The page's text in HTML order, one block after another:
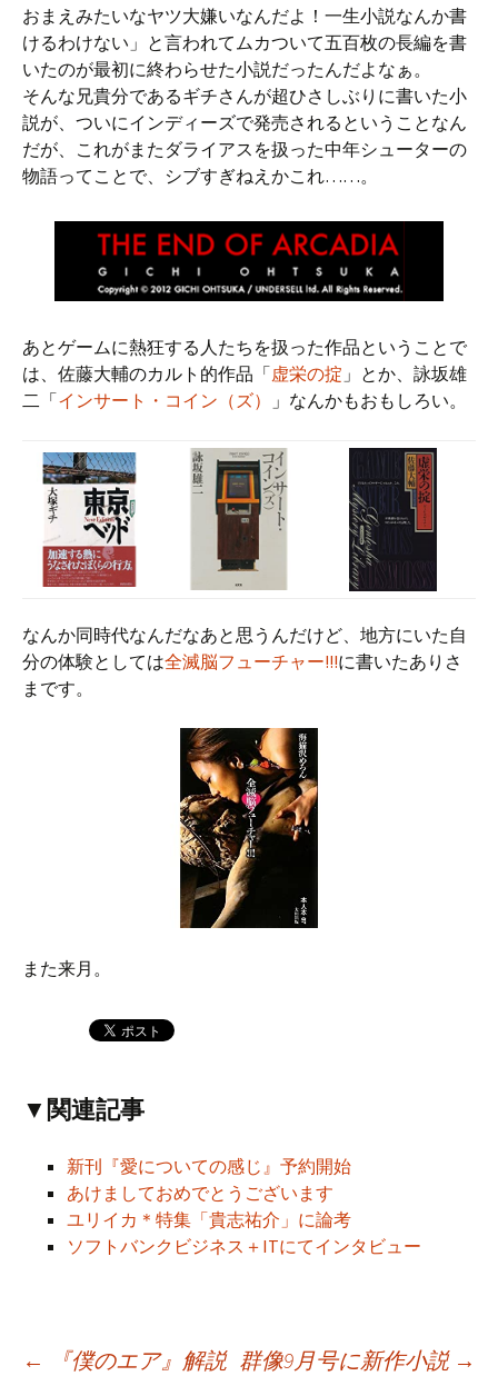
おまえみたいなヤツ大嫌いなんだよ！一生小説なんか書
けるわけない」と言われてムカついて五百枚の長編を書
いたのが最初に終わらせた小説だったんだよなぁ。
そんな兄貴分であるギチさんが超ひさしぶりに書いた小
説が、ついにインディーズで発売されるということなん
だが、これがまたダライアスを扱った中年シューターの
物語ってことで、シブすぎねえかこれ……。
あとゲームに熱狂する人たちを扱った作品ということで
は、佐藤大輔のカルト的作品「虚栄の掟 」とか、詠坂雄
二「インサート・コイン（ズ） 」なんかもおもしろい。
なんか同時代なんだなあと思うんだけど、地方にいた自
分の体験としては全滅脳フューチャー!!!に書いたありさ
まです。
また来月。
▼関連記事
新刊『愛についての感じ』予約開始
あけましておめでとうございます
ユリイカ＊特集「貴志祐介」に論考
ソフトバンクビジネス＋ITにてインタビュー
← 『僕のエア』解説 群像9月号に新作小説 →